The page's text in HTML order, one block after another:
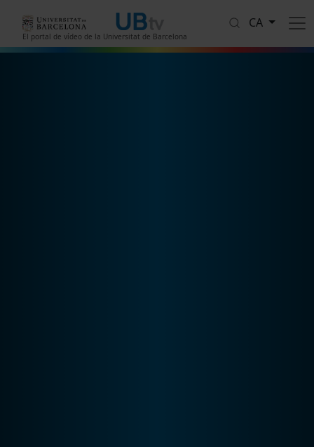
El portal de vídeo de la Universitat de Barcelona
CA